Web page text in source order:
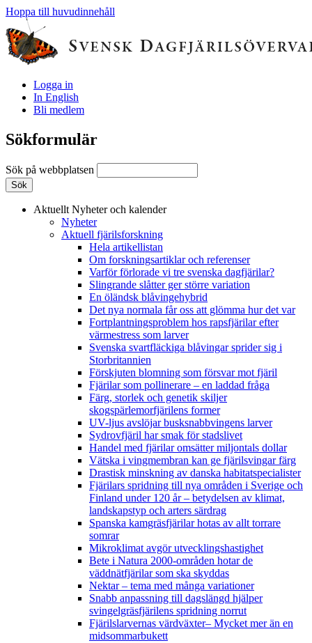
Hoppa till huvudinnehåll
Logga in
In English
Bli medlem
Sökformulär
Sök på webbplatsen
Aktuellt Nyheter och kalender
Nyheter
Aktuell fjärilsforskning
Hela artikellistan
Om forskningsartiklar och referenser
Varför förlorade vi tre svenska dagfjärilar?
Slingrande slåtter ger större variation
En öländsk blåvingehybrid
Det nya normala får oss att glömma hur det var
Fortplantningsproblem hos rapsfjärilar efter
värmestress som larver
Svenska svartfläckiga blåvingar sprider sig i
Storbritannien
Förskjuten blomning som försvar mot fjäril
Fjärilar som pollinerare – en laddad fråga
Färg, storlek och genetik skiljer
skogspärlemorfjärilens former
UV-ljus avslöjar busksnabbvingens larver
Sydrovfjäril har smak för stadslivet
Handel med fjärilar omsätter miljontals dollar
Vätska i vingmembran kan ge fjärilsvingar färg
Drastisk minskning av danska habitatspecialister
Fjärilars spridning till nya områden i Sverige och
Finland under 120 år– betydelsen av klimat,
landskapstyp och arters särdrag
Spanska kamgräsfjärilar hotas av allt torrare
somrar
Mikroklimat avgör utvecklingshastighet
Bete i Natura 2000-områden hotar de
väddnätfjärilar som ska skyddas
Nektar – tema med många variationer
Snabb anpassning till dagslängd hjälper
svingelgräsfjärilens spridning norrut
Fjärilslarvernas värdväxter– Mycket mer än en
midsommarbukett